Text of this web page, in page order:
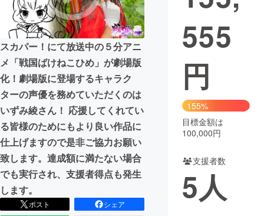
ビジネス・起業 チャレンジ
まちづくり・地域活性化
CAMPFIRE for Social Good
CAMPFIRE Creation
CAMPFIREふるさと納税
コミュニティ
スカパー！にて放送中の５分アニ
メ「戦国ばけねこひめ」が劇場版
化！劇場版に登場するキャラク
ターの声優を務めていただくのは
いずみ綾さん！ 応援してくれてい
る皆様のためにもより良い作品に
仕上げますので是非ご協力お願い
致します。達成額に満たない場合
でも実行され、支援者得点も発生
します。
ポスト
シェア
555
円
155%
目標金額は
100,000円
支援者数
5人